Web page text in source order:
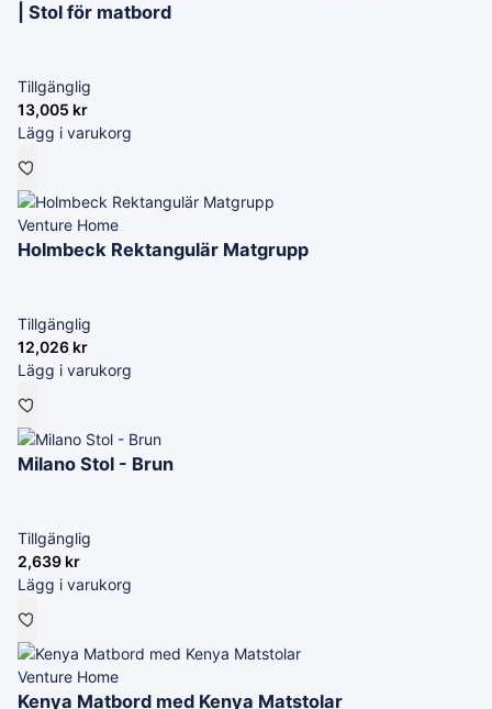
| Stol för matbord
Tillgänglig
13,005 kr
Lägg i varukorg
Venture Home
Holmbeck Rektangulär Matgrupp
Tillgänglig
12,026 kr
Lägg i varukorg
Milano Stol - Brun
Tillgänglig
2,639 kr
Lägg i varukorg
Venture Home
Kenya Matbord med Kenya Matstolar